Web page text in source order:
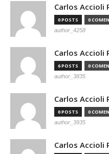
Carlos Accioli
0 POSTS 0
author_4258
Carlos Accioli
6 POSTS 0
author_3835
Carlos Accioli
0 POSTS 0
author_3935
Carlos Accioli